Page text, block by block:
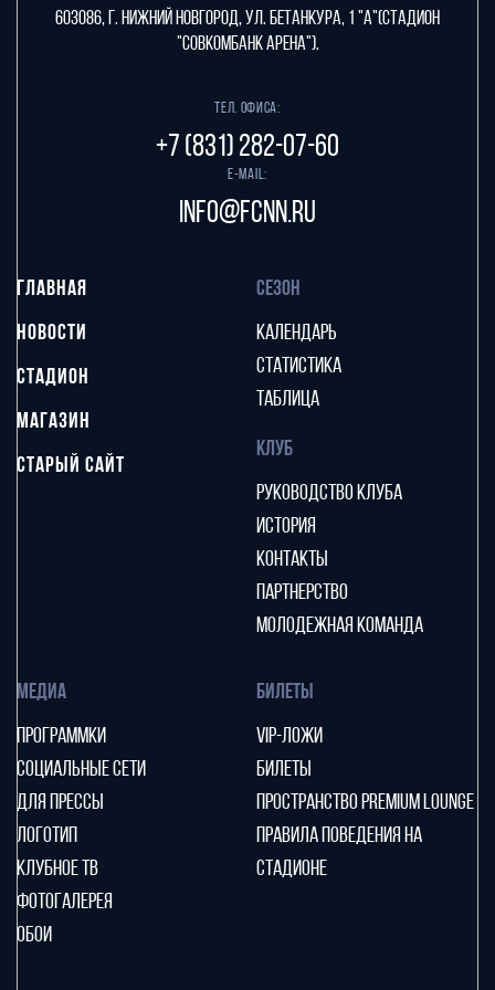
603086, г. Нижний Новгород, ул. Бетанкура, 1 "А"(стадион
"СОВКОМБАНК АРЕНА").
Тел. офиса:
+7 (831) 282-07-60
E-mail:
info@fcnn.ru
ГЛАВНАЯ
НОВОСТИ
СТАДИОН
МАГАЗИН
СТАРЫЙ САЙТ
СЕЗОН
КАЛЕНДАРЬ
СТАТИСТИКА
ТАБЛИЦА
КЛУБ
РУКОВОДСТВО КЛУБА
ИСТОРИЯ
КОНТАКТЫ
ПАРТНЕРСТВО
МОЛОДЕЖНАЯ КОМАНДА
МЕДИА
ПРОГРАММКИ
СОЦИАЛЬНЫЕ СЕТИ
ДЛЯ ПРЕССЫ
ЛОГОТИП
КЛУБНОЕ ТВ
ФОТОГАЛЕРЕЯ
ОБОИ
БИЛЕТЫ
VIP-ЛОЖИ
БИЛЕТЫ
ПРОСТРАНСТВО PREMIUM LOUNGE
ПРАВИЛА ПОВЕДЕНИЯ НА
СТАДИОНЕ